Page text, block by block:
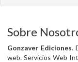
Sobre
Gonzaver Ediciones.
web. Servicios Web